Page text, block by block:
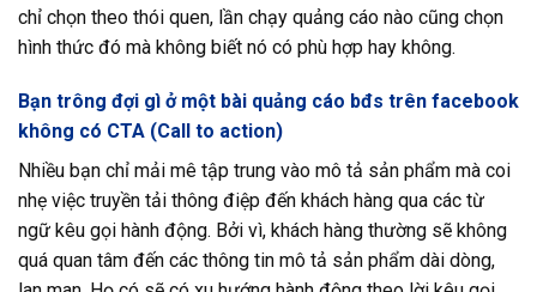
chỉ chọn theo thói quen, lần chạy quảng cáo nào cũng chọn
hình thức đó mà không biết nó có phù hợp hay không.
Bạn trông đợi gì ở một bài quảng cáo bđs trên facebook
không có CTA (Call to action)
Nhiều bạn chỉ mải mê tập trung vào mô tả sản phẩm mà coi
nhẹ việc truyền tải thông điệp đến khách hàng qua các từ
ngữ kêu gọi hành động. Bởi vì, khách hàng thường sẽ không
quá quan tâm đến các thông tin mô tả sản phẩm dài dòng,